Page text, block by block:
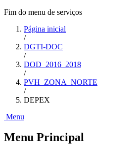
Fim do menu de serviços
Página inicial
/
DGTI-DOC
/
DOD_2016_2018
/
PVH_ZONA_NORTE
/
DEPEX
Menu
Menu Principal